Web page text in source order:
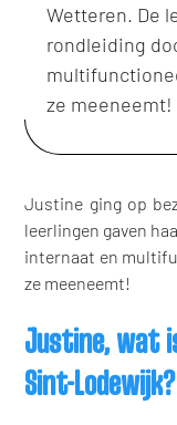
Wetteren. De
rondleiding
ze meeneemt!
Justine ging op
leerlingen gaven
internaat en
ze meeneemt!
Justine, wat
Sint-Lodewijk?